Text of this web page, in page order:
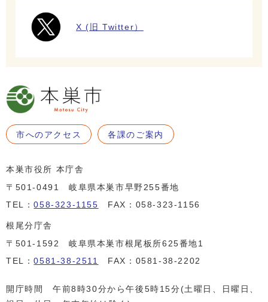
X (旧 Twitter）
市へのアクセス 各課のご案内
本巣市役所 本庁舎
〒501-0491 岐阜県本巣市早野255番地
TEL：058-323-1155 FAX：058-323-1156
根尾分庁舎
〒501-1592 岐阜県本巣市根尾板所625番地1
TEL：0581-38-2511 FAX：0581-38-2202
開庁時間 午前8時30分から午後5時15分(土曜日、日曜日、